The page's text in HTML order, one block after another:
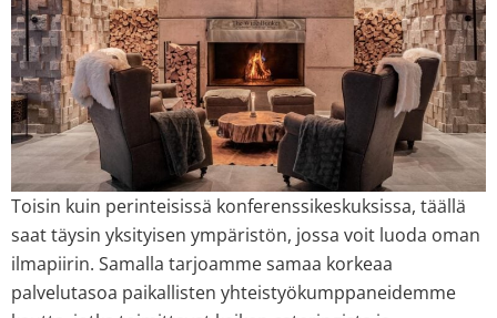
Toisin kuin perinteisissä konferenssikeskuksissa, täällä
saat täysin yksityisen ympäristön, jossa voit luoda oman
ilmapiirin. Samalla tarjoamme samaa korkeaa
palvelutasoa paikallisten yhteistyökumppaneidemme